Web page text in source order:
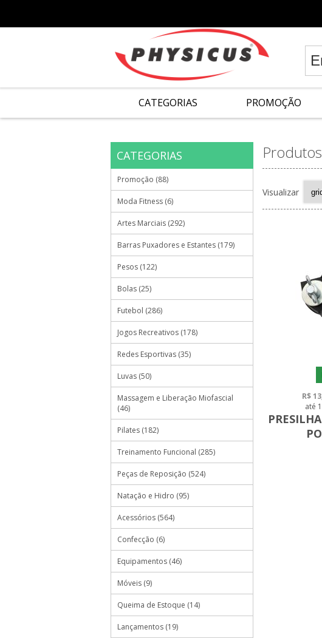
CATEGORIAS PROMOÇÃO
Visualizar
R$
até
CATEGORIAS
Promoção (88)
Moda Fitness (6)
Artes Marciais (292)
Barras Puxadores e Estantes (179)
Pesos (122)
Bolas (25)
Futebol (286)
Jogos Recreativos (178)
Redes Esportivas (35)
Luvas (50)
Massagem e Liberação Miofascial
(46)
Pilates (182)
Treinamento Funcional (285)
Peças de Reposição (524)
Natação e Hidro (95)
Acessórios (564)
Confecção (6)
Equipamentos (46)
Móveis (9)
Queima de Estoque (14)
Lançamentos (19)